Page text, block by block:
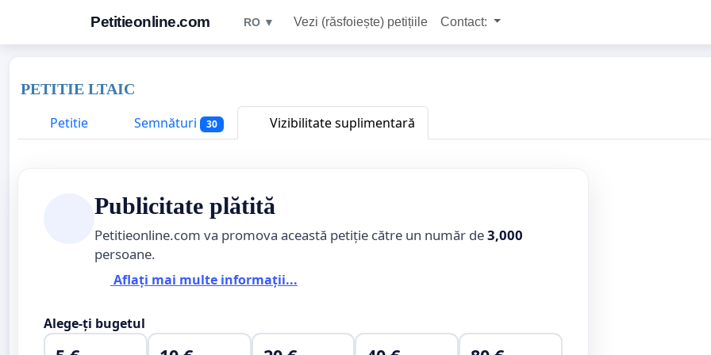
Petitieonline.com RO ▼ Vezi (răsfoiește) petițiile Contact:
PETITIE LTAIC
Petitie
Semnături 30 Vizibilitate suplimentară
Publicitate plătită
Petitieonline.com va promova această petiție către un număr de3,000
persoane.
Aflați mai multe informații...
Alege-ți bugetul